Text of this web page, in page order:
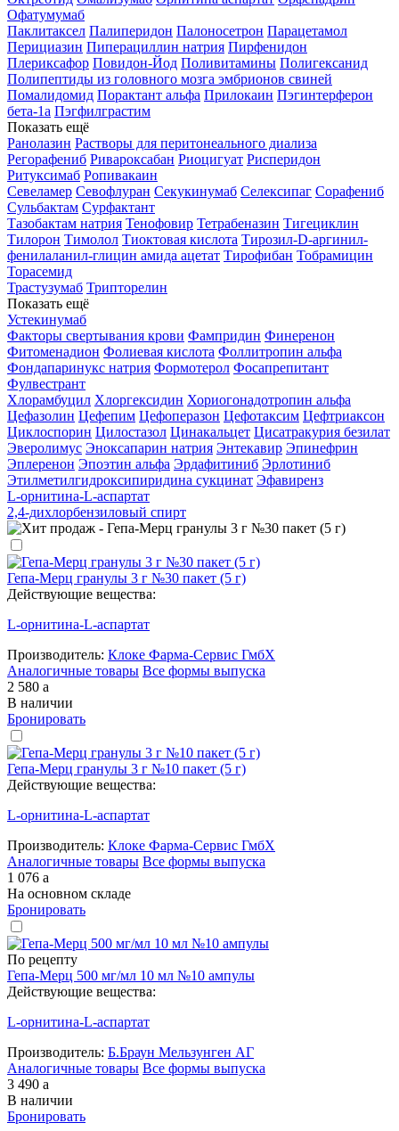
Офатумумаб
Паклитаксел Палиперидон Палоносетрон Парацетамол
Перициазин Пиперациллин натрия Пирфенидон
Плериксафор Повидон-Йод Поливитамины Полигексанид
Полипептиды из головного мозга эмбрионов свиней
Помалидомид Порактант альфа Прилокаин Пэгинтерферон
бета-1a Пэгфилграстим
Показать ещё
Ранолазин Растворы для перитонеального диализа
Регорафениб Ривароксабан Риоцигуат Рисперидон
Ритуксимаб Ропивакаин
Севеламер Севофлуран Секукинумаб Селексипаг Сорафениб
Сульбактам Сурфактант
Тазобактам натрия Тенофовир Тетрабеназин Тигециклин
Тилорон Тимолол Тиоктовая кислота Тирозил-D-аргинил-
фенилаланил-глицин амида ацетат Тирофибан Тобрамицин
Торасемид
Трастузумаб Трипторелин
Показать ещё
Устекинумаб
Факторы свертывания крови Фампридин Финеренон
Фитоменадион Фолиевая кислота Фоллитропин альфа
Фондапаринукс натрия Формотерол Фосапрепитант
Фулвестрант
Хлорамбуцил Хлоргексидин Хориогонадотропин альфа
Цефазолин Цефепим Цефоперазон Цефотаксим Цефтриаксон
Циклоспорин Цилостазол Цинакальцет Цисатракурия безилат
Эверолимус Эноксапарин натрия Энтекавир Эпинефрин
Эплеренон Эпоэтин альфа Эрдафитиниб Эрлотиниб
Этилметилгидроксипиридина сукцинат Эфавиренз
L-орнитина-L-аспартат
2,4-дихлорбензиловый спирт
Гепа-Мерц гранулы 3 г №30 пакет (5 г)
Действующие вещества:
L-орнитина-L-аспартат
Производитель: Клоке Фарма-Сервис ГмбХ
Аналогичные товары Все формы выпуска
2 580 a
В наличии
Бронировать
Гепа-Мерц гранулы 3 г №10 пакет (5 г)
Действующие вещества:
L-орнитина-L-аспартат
Производитель: Клоке Фарма-Сервис ГмбХ
Аналогичные товары Все формы выпуска
1 076 a
На основном складе
Бронировать
По рецепту
Гепа-Мерц 500 мг/мл 10 мл №10 ампулы
Действующие вещества:
L-орнитина-L-аспартат
Производитель: Б.Браун Мельзунген АГ
Аналогичные товары Все формы выпуска
3 490 a
В наличии
Бронировать